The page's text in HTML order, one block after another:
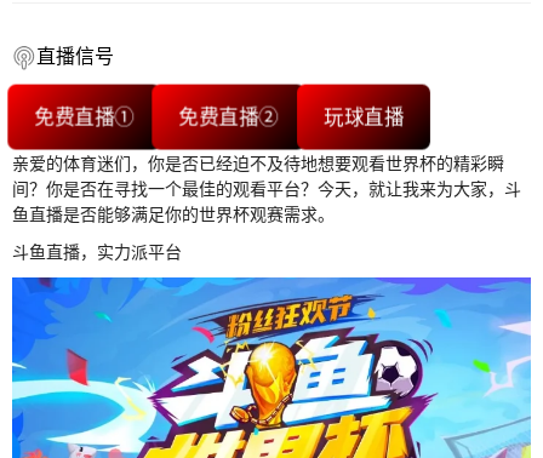
直播信号
免费直播① 免费直播② 玩球直播
亲爱的体育迷们，你是否已经迫不及待地想要观看世界杯的精彩瞬
间？你是否在寻找一个最佳的观看平台？今天，就让我来为大家，斗
鱼直播是否能够满足你的世界杯观赛需求。
斗鱼直播，实力派平台